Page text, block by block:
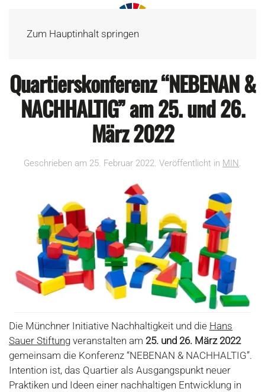
Zum Hauptinhalt springen
Quartierskonferenz “NEBENAN &
NACHHALTIG” am 25. und 26.
März 2022
Geschrieben am 25. Februar 2022. Veröffentlicht in MIN.
Die Münchner Initiative Nachhaltigkeit und die Hans
Sauer Stiftung veranstalten am 25. und 26. März 2022
gemeinsam die Konferenz “NEBENAN & NACHHALTIG”.
Intention ist, das Quartier als Ausgangspunkt neuer
Praktiken und Ideen einer nachhaltigen Entwicklung in